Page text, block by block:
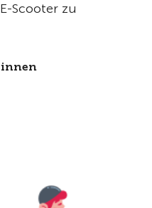
Scooter zu